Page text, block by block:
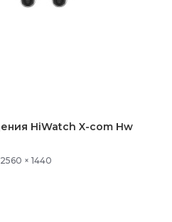
HiWatch X-com Hw
× 1440